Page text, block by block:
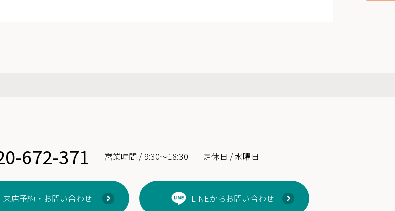
672-371 営業時間 / 9:30～18:30 定休日 / 水曜日
来店予約・お問い合わせ LINEからお問い合わせ